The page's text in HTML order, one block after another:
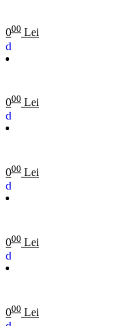
000 Lei
000 Lei
000 Lei
000 Lei
000 Lei